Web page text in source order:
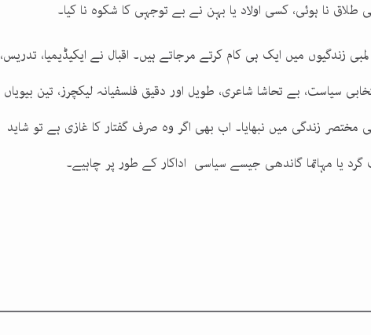
طلاق نا ہوئی، کسی اولاد یا بہن نے بے توجہی کا شکوہ نا کیا۔
زندگیوں میں ایک ہی کام کرتے مرجاتے ہیں۔ اقبال نے ایکیڈیمیا، تدریس،
سیاست، بے تحاشا شاعری، طویل اور دقیق فلسفیانہ لیکچرز، تین بیویاں
مختصر زندگی میں نبھایا۔ اب بھی اگر وہ صرف گفتار کا غازی ہے تو شاید
یا مہاتما گاندھی جیسے سیاسی اداکار کے طور پر چاہیے۔